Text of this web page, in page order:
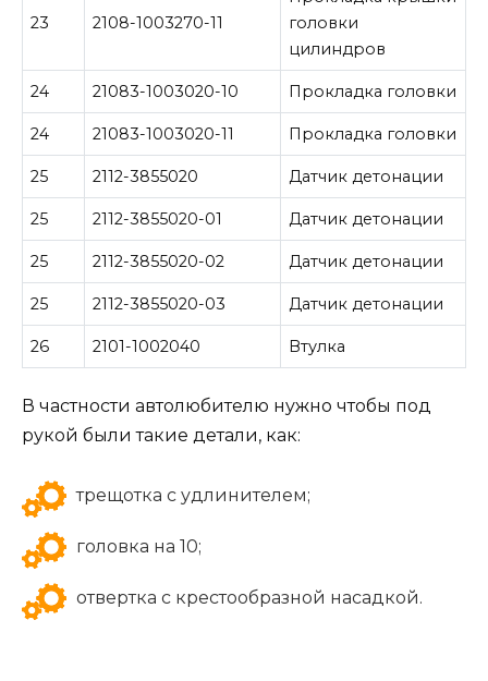
23 2108-1003270-11
головки
цилиндров
24 21083-1003020-10 Прокладка головки
24 21083-1003020-11 Прокладка головки
25 2112-3855020 Датчик детонации
25 2112-3855020-01 Датчик детонации
25 2112-3855020-02 Датчик детонации
25 2112-3855020-03 Датчик детонации
26 2101-1002040 Втулка
В частности автолюбителю нужно чтобы под
рукой были такие детали, как:
трещотка с удлинителем;
головка на 10;
отвертка с крестообразной насадкой.